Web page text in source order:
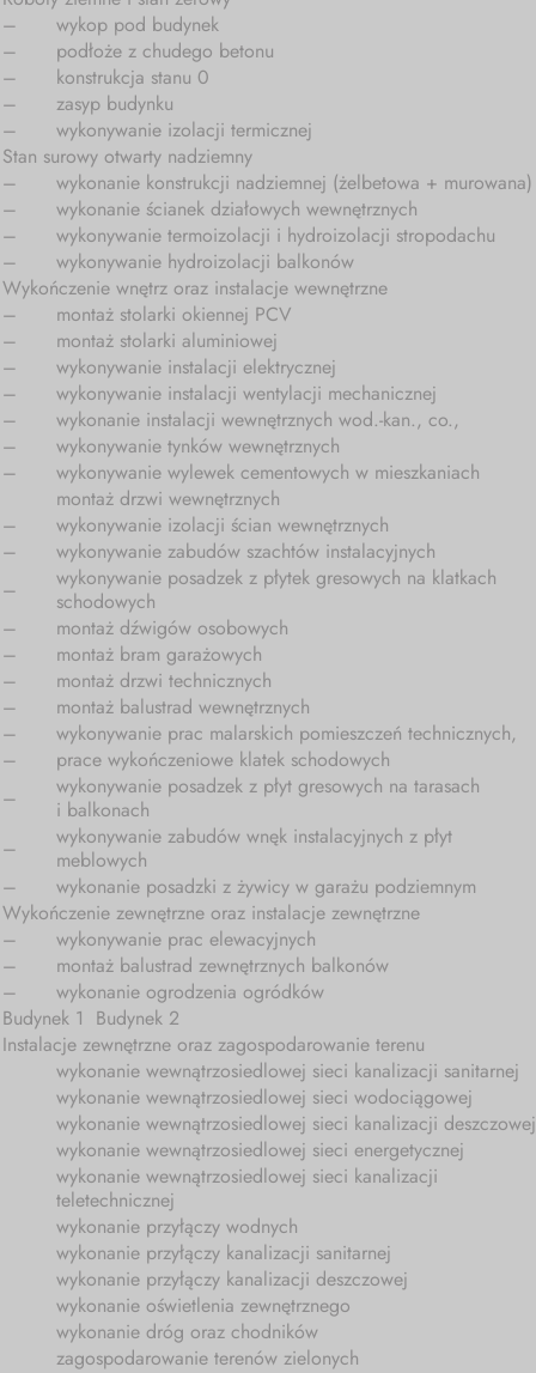
–
wykop pod budynek
–
podłoże z chudego betonu
–
konstrukcja stanu 0
–
zasyp budynku
–
wykonywanie izolacji termicznej
Stan surowy otwarty nadziemny
–
wykonanie konstrukcji nadziemnej (żelbetowa + murowana)
–
wykonanie ścianek działowych wewnętrznych
–
wykonywanie termoizolacji i hydroizolacji stropodachu
–
wykonywanie hydroizolacji balkonów
Wykończenie wnętrz oraz instalacje wewnętrzne
–
montaż stolarki okiennej PCV
–
montaż stolarki aluminiowej
–
wykonywanie instalacji elektrycznej
–
wykonywanie instalacji wentylacji mechanicznej
–
wykonanie instalacji wewnętrznych wod.-kan., co.,
–
wykonywanie tynków wewnętrznych
–
wykonywanie wylewek cementowych w mieszkaniach
montaż drzwi wewnętrznych
–
wykonywanie izolacji ścian wewnętrznych
–
wykonywanie zabudów szachtów instalacyjnych
–
wykonywanie posadzek z płytek gresowych na klatkach
schodowych
–
montaż dźwigów osobowych
–
montaż bram garażowych
–
montaż drzwi technicznych
–
montaż balustrad wewnętrznych
–
wykonywanie prac malarskich pomieszczeń technicznych,
–
prace wykończeniowe klatek schodowych
–
wykonywanie posadzek z płyt gresowych na tarasach
i balkonach
–
wykonywanie zabudów wnęk instalacyjnych z płyt
meblowych
–
wykonanie posadzki z żywicy w garażu podziemnym
Wykończenie zewnętrzne oraz instalacje zewnętrzne
–
wykonywanie prac elewacyjnych
–
montaż balustrad zewnętrznych balkonów
–
wykonanie ogrodzenia ogródków
Budynek 1 Budynek 2
Instalacje zewnętrzne oraz zagospodarowanie terenu
wykonanie wewnątrzosiedlowej sieci kanalizacji sanitarnej
wykonanie wewnątrzosiedlowej sieci wodociągowej
wykonanie wewnątrzosiedlowej sieci kanalizacji deszczowej
wykonanie wewnątrzosiedlowej sieci energetycznej
wykonanie wewnątrzosiedlowej sieci kanalizacji
teletechnicznej
wykonanie przyłączy wodnych
wykonanie przyłączy kanalizacji sanitarnej
wykonanie przyłączy kanalizacji deszczowej
wykonanie oświetlenia zewnętrznego
wykonanie dróg oraz chodników
zagospodarowanie terenów zielonych